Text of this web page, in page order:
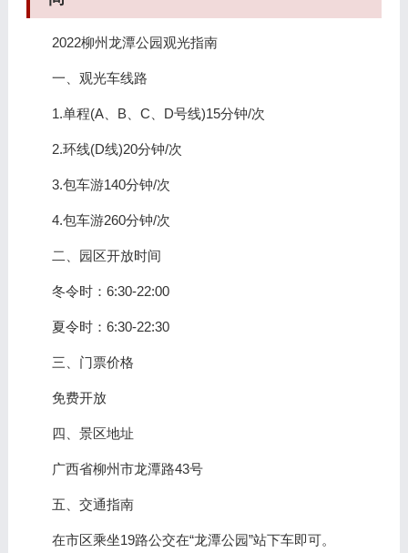
2022柳州龙潭公园观光指南
一、观光车线路
1.单程(A、B、C、D号线)15分钟/次
2.环线(D线)20分钟/次
3.包车游140分钟/次
4.包车游260分钟/次
二、园区开放时间
冬令时：6:30-22:00
夏令时：6:30-22:30
三、门票价格
免费开放
四、景区地址
广西省柳州市龙潭路43号
五、交通指南
在市区乘坐19路公交在“龙潭公园”站下车即可。